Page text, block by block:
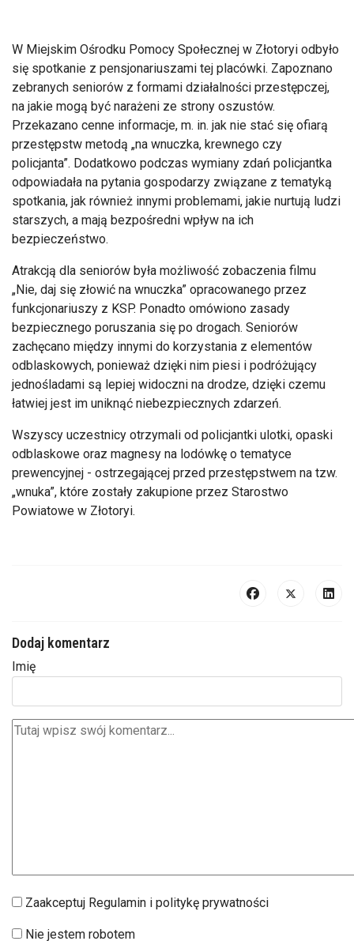
W Miejskim Ośrodku Pomocy Społecznej w Złotoryi odbyło
się spotkanie z pensjonariuszami tej placówki. Zapoznano
zebranych seniorów z formami działalności przestępczej,
na jakie mogą być narażeni ze strony oszustów.
Przekazano cenne informacje, m. in. jak nie stać się ofiarą
przestępstw metodą „na wnuczka, krewnego czy
policjanta”. Dodatkowo podczas wymiany zdań policjantka
odpowiadała na pytania gospodarzy związane z tematyką
spotkania, jak również innymi problemami, jakie nurtują ludzi
starszych, a mają bezpośredni wpływ na ich
bezpieczeństwo.
Atrakcją dla seniorów była możliwość zobaczenia filmu
„Nie, daj się złowić na wnuczka” opracowanego przez
funkcjonariuszy z KSP. Ponadto omówiono zasady
bezpiecznego poruszania się po drogach. Seniorów
zachęcano między innymi do korzystania z elementów
odblaskowych, ponieważ dzięki nim piesi i podróżujący
jednośladami są lepiej widoczni na drodze, dzięki czemu
łatwiej jest im uniknąć niebezpiecznych zdarzeń.
Wszyscy uczestnicy otrzymali od policjantki ulotki, opaski
odblaskowe oraz magnesy na lodówkę o tematyce
prewencyjnej - ostrzegającej przed przestępstwem na tzw.
„wnuka”, które zostały zakupione przez Starostwo
Powiatowe w Złotoryi.
Dodaj komentarz
Imię
Zaakceptuj Regulamin i politykę prywatności
Nie jestem robotem